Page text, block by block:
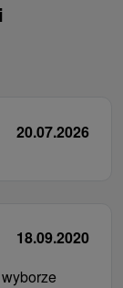
20.07.2026
18.09.2020